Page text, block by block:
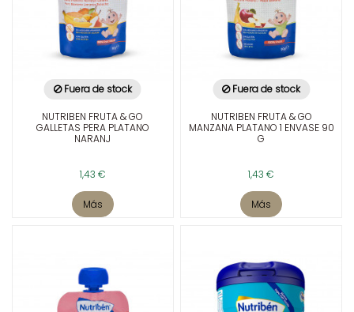
Fuera de stock
NUTRIBEN FRUTA & GO
GALLETAS PERA PLATANO
NARANJ
1,43 €
Más
Fuera de stock
NUTRIBEN FRUTA & GO
MANZANA PLATANO 1 ENVASE 90
G
1,43 €
Más